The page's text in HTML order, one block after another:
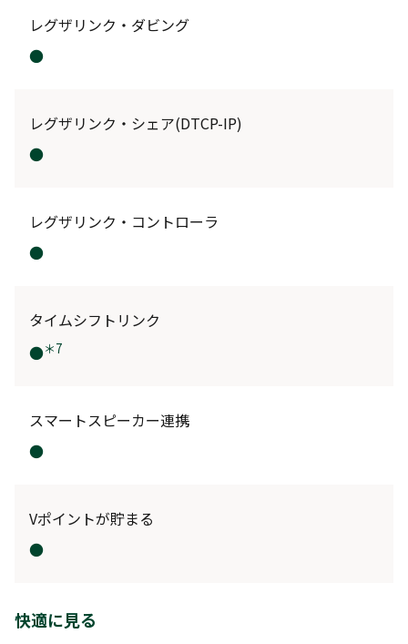
レグザリンク・ダビング
●
レグザリンク・シェア(DTCP-IP)
●
レグザリンク・コントローラ
●
タイムシフトリンク
●＊7
スマートスピーカー連携
●
Vポイントが貯まる
●
快適に見る